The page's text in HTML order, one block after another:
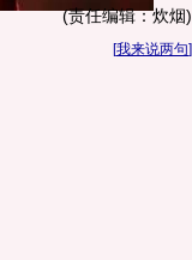
(责任编辑：炊烟)
[我来说两句]